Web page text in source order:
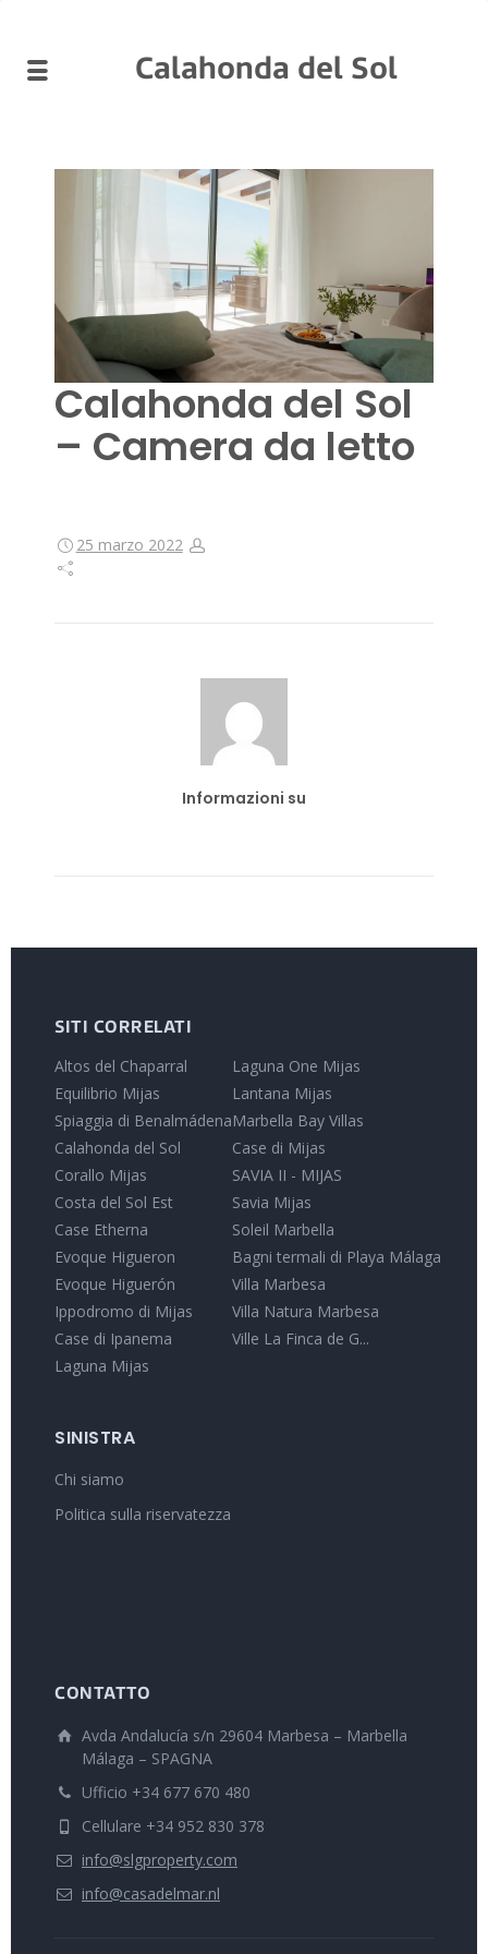
Calahonda del Sol
Calahonda del Sol
– Camera da letto
25 marzo 2022
Informazioni su
SITI CORRELATI
Altos del Chaparral
Equilibrio Mijas
Spiaggia di Benalmádena
Calahonda del Sol
Corallo Mijas
Costa del Sol Est
Case Etherna
Evoque Higueron
Evoque Higuerón
Ippodromo di Mijas
Case di Ipanema
Laguna Mijas
Laguna One Mijas
Lantana Mijas
Marbella Bay Villas
Case di Mijas
SAVIA II - MIJAS
Savia Mijas
Soleil Marbella
Bagni termali di Playa Málaga
Villa Marbesa
Villa Natura Marbesa
Ville La Finca de G...
SINISTRA
Chi siamo
Politica sulla riservatezza
CONTATTO
Avda Andalucía s/n 29604 Marbesa – Marbella
Málaga – SPAGNA
Ufficio +34 677 670 480
Cellulare +34 952 830 378
info@slgproperty.com
info@casadelmar.nl